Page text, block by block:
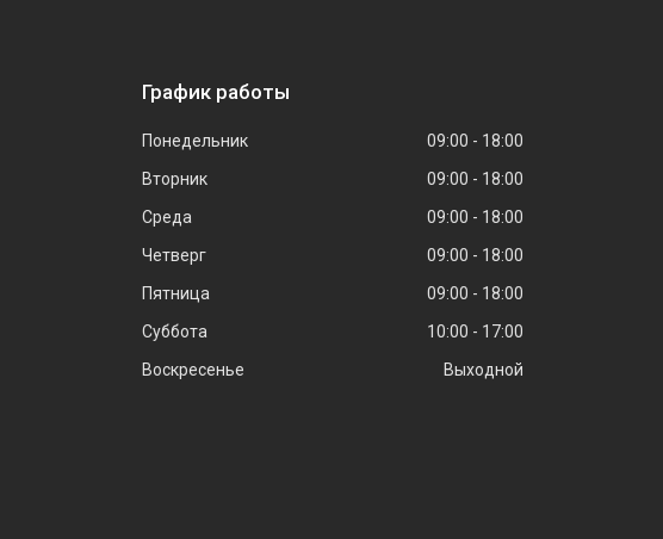
График работы
Понедельник 09:00
18:00
Вторник
09:00
18:00
Среда
09:00
18:00
Четверг
09:00
18:00
Пятница
09:00
18:00
Суббота
10:00
17:00
Воскресенье
Выходной